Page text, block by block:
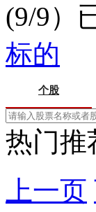
(9/9）
标的
个股
热门推
上一页